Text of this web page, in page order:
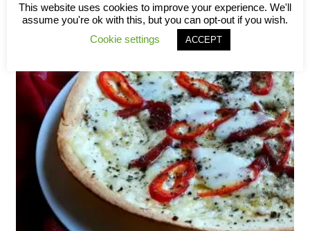
This website uses cookies to improve your experience. We'll
assume you're ok with this, but you can opt-out if you wish.
Cookie settings
ACCEPT